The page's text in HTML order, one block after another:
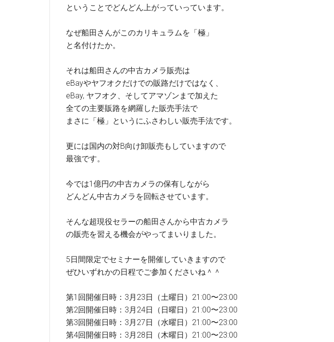
ということでどんどん上がっていっています。
なぜ船田さんがこのカリキュラムを「極」
と名付けたか。
それは船田さんの中古カメラ販売は
eBayやヤフオクだけでの販路だけではなく、
eBay, ヤフオク、そしてアマゾンまで加えた
全ての主要販路を網羅した販売手法で
まさに「極」というにふさわしい販売手法です。
更には国内の対B向け卸販売もしていますので
最強です。
今では1億円の中古カメラの保有しながら
どんどん中古カメラを回転させています。
そんな超現役セラーの船田さんから中古カメラ
の販売を習える機会がやってまいりました。
5日間限定でセミナーを開催していきますので
ぜひいずれかの日程でご参加くださいね＾＾
第1回開催日時：3月23日（土曜日）21:00〜23:00
第2回開催日時：3月24日（日曜日）21:00〜23:00
第3回開催日時：3月27日（水曜日）21:00〜23:00
第4回開催日時：3月28日（木曜日）21:00〜23:00